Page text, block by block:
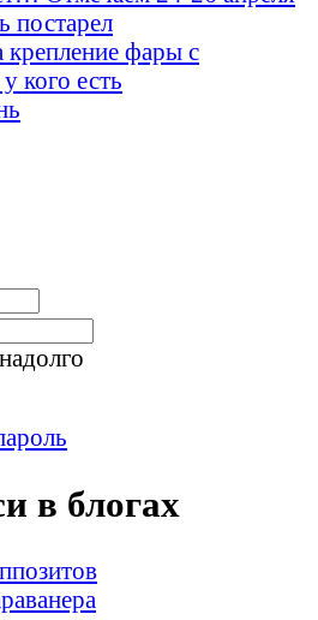
постарел
фары с
кого есть
в блогах